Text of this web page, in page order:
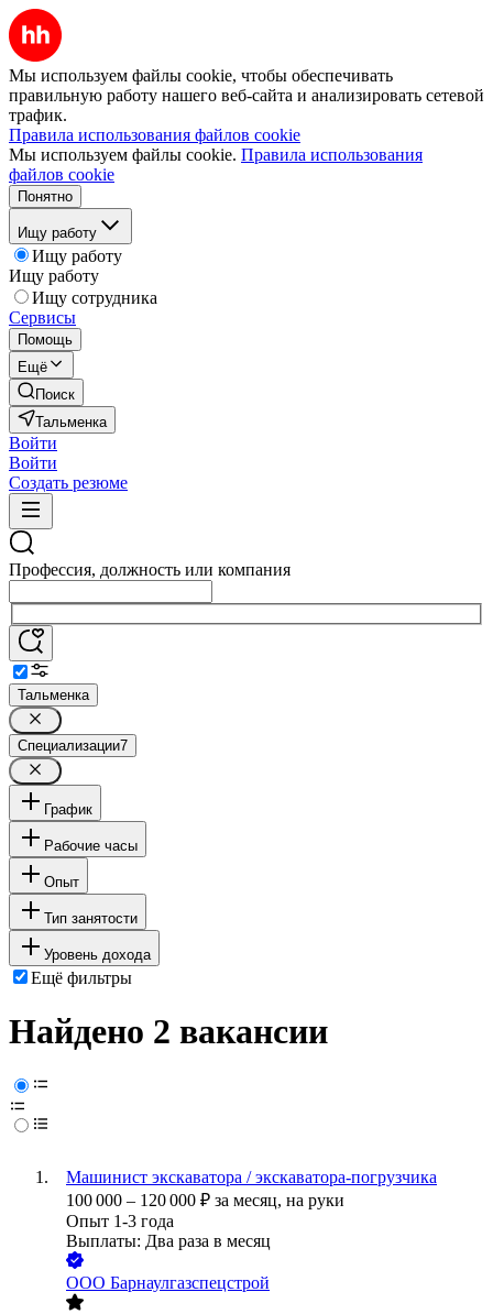
Мы используем файлы cookie, чтобы обеспечивать
правильную работу нашего веб-сайта и анализировать сетевой
трафик.
Правила использования файлов cookie
Мы используем файлы cookie. Правила использования
файлов cookie
Понятно
Ищу работу
Ищу работу
Ищу работу
Ищу сотрудника
Сервисы
Помощь
Ещё
Поиск
Тальменка
Войти
Войти
Создать резюме
Профессия, должность или компания
Тальменка
Специализации7
График
Рабочие часы
Опыт
Тип занятости
Уровень дохода
Ещё фильтры
Найдено 2 вакансии
Машинист экскаватора / экскаватора-погрузчика
100 000 – 120 000 ₽ за месяц, на руки
Опыт 1-3 года
Выплаты: Два раза в месяц
ООО Барнаулгазспецстрой